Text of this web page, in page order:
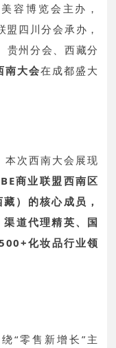
容博览会主办，
盟四川分会承办，
贵州分会、西藏分
南大会在成都盛大
次西南大会展现
商业联盟西南区
） 的核心成员，
道代理精英、国
化妆品行业领
“零售新增长”主